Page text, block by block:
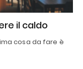
il caldo
cosa da fare è